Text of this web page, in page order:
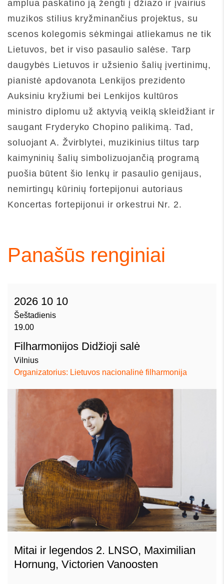
amplua paskatino ją žengti į džiazo ir įvairius
muzikos stilius kryžminančius projektus, su
scenos kolegomis sėkmingai atliekamus ne tik
Lietuvos, bet ir viso pasaulio salėse. Tarp
daugybės Lietuvos ir užsienio šalių įvertinimų,
pianistė apdovanota Lenkijos prezidento
Auksiniu kryžiumi bei Lenkijos kultūros
ministro diplomu už aktyvią veiklą skleidžiant ir
saugant Fryderyko Chopino palikimą. Tad,
soluojant A. Žvirblytei, muzikinius tiltus tarp
kaimyninių šalių simbolizuojančią programą
puošia būtent šio lenkų ir pasaulio genijaus,
nemirtingų kūrinių fortepijonui autoriaus
Koncertas fortepijonui ir orkestrui Nr. 2.
Panašūs renginiai
2026 10 10
Šeštadienis
19.00
Filharmonijos Didžioji salė
Vilnius
Organizatorius: Lietuvos nacionalinė filharmonija
Mitai ir legendos 2. LNSO, Maximilian
Hornung, Victorien Vanoosten